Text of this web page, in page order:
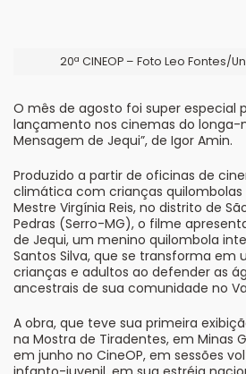
20ª CINEOP – Foto Leo Fontes/
O mês de agosto foi super especial
lançamento nos cinemas do longa-
Mensagem de Jequi”, de Igor Amin.
Produzido a partir de oficinas de
climática com crianças quilombolas
Mestre Virgínia Reis, no distrito de
Pedras (Serro-MG), o filme
de Jequi, um menino quilombola
Santos Silva, que se transforma em
crianças e adultos ao defender as
ancestrais de sua comunidade no
A obra, que teve sua primeira
na Mostra de Tiradentes, em Minas
em junho no CineOP, em sessões